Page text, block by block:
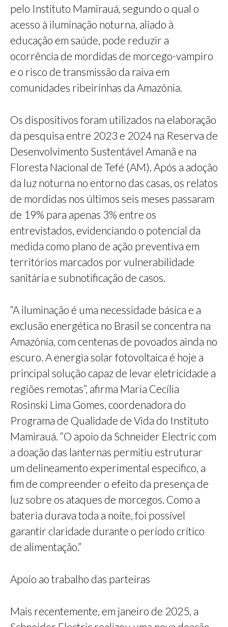
pelo Instituto Mamirauá, segundo o qual o
acesso à iluminação noturna, aliado à
educação em saúde, pode reduzir a
ocorrência de mordidas de morcego-vampiro
e o risco de transmissão da raiva em
comunidades ribeirinhas da Amazônia.
Os dispositivos foram utilizados na elaboração
da pesquisa entre 2023 e 2024 na Reserva de
Desenvolvimento Sustentável Amanã e na
Floresta Nacional de Tefé (AM). Após a adoção
da luz noturna no entorno das casas, os relatos
de mordidas nos últimos seis meses passaram
de 19% para apenas 3% entre os
entrevistados, evidenciando o potencial da
medida como plano de ação preventiva em
territórios marcados por vulnerabilidade
sanitária e subnotificação de casos.
“A iluminação é uma necessidade básica e a
exclusão energética no Brasil se concentra na
Amazônia, com centenas de povoados ainda no
escuro. A energia solar fotovoltaica é hoje a
principal solução capaz de levar eletricidade a
regiões remotas”, afirma Maria Cecília
Rosinski Lima Gomes, coordenadora do
Programa de Qualidade de Vida do Instituto
Mamirauá. “O apoio da Schneider Electric com
a doação das lanternas permitiu estruturar
um delineamento experimental específico, a
fim de compreender o efeito da presença de
luz sobre os ataques de morcegos. Como a
bateria durava toda a noite, foi possível
garantir claridade durante o período crítico
de alimentação.”
Apoio ao trabalho das parteiras
Mais recentemente, em janeiro de 2025, a